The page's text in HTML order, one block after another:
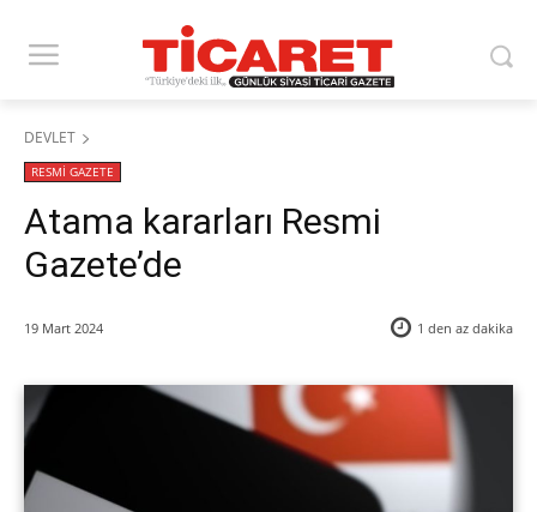
DEVLET
RESMİ GAZETE
Atama kararları Resmi
Gazete’de
19 Mart 2024 1 den az dakika